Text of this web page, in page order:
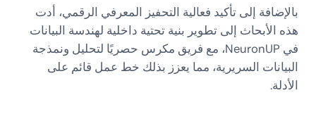
بالإضافة إلى تأكيد فعالية التحفيز المعرفي الرقمي، أدت
هذه الأبحاث إلى تطوير بنية تحتية داخلية لهندسة البيانات
في NeuronUP، مع فريق مكرس حصريًا لتحليل ونمذجة
البيانات السريرية، مما يعزز بذلك خط عمل قائم على
الأدلة.